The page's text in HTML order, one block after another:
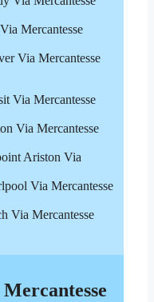
Mercantesse
Via Mercantesse
Via Mercantesse
Via Mercantesse
Ariston Via
Via Mercantesse
Via Mercantesse